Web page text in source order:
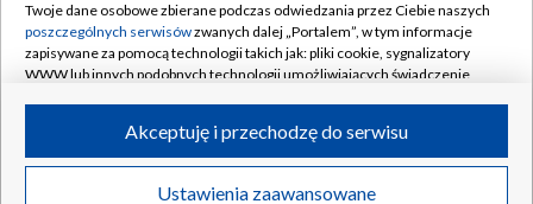
Rada Programowa
System NOS
Informacje o nadawcy
Program dla prasy
Kontakt
Kanały
©2026 Telewizja Polska S.A. w likwidacji
Twoje dane osobowe zbierane podczas odwiedzania przez Ciebie naszych
poszczególnych serwisówzwanych dalej „Portalem”, w tym informacje
zapisywane za pomocą technologii takich jak: pliki cookie, sygnalizatory
WWW lub innych podobnych technologii umożliwiających świadczenie
ruchu w Internecie.
Twoje dane osobowe zbierane podczas odwiedzania przez Ciebie
Ustawienia zaawansowane
Akceptuję i przechodzę do serwisu